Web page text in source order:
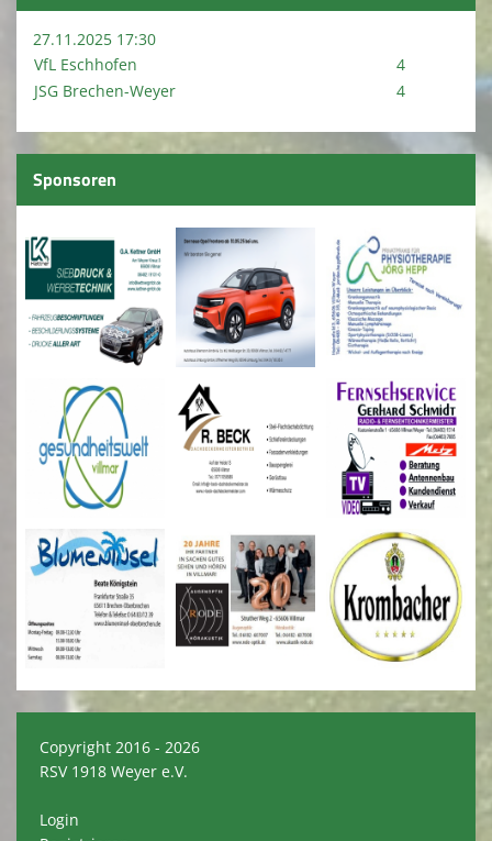
27.11.2025 17:30
VfL Eschhofen
4
JSG Brechen-Weyer
4
Sponsoren
Copyright 2016 - 2026
RSV 1918 Weyer e.V.
Login